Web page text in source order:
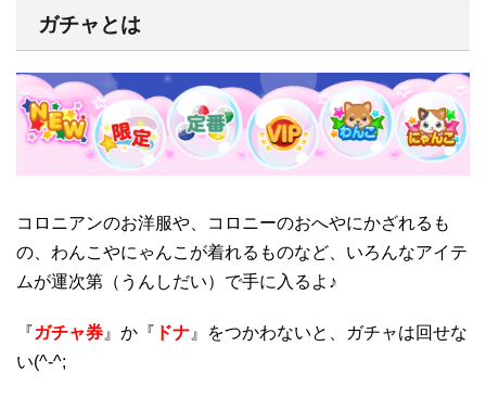
ガチャとは
コロニアンのお洋服や、コロニーのおへやにかざれるも
の、わんこやにゃんこが着れるものなど、いろんなアイテ
ムが運次第（うんしだい）で手に入るよ♪
『ガチャ券 』か『 ドナ 』をつかわないと、ガチャは回せな
い(^-^;